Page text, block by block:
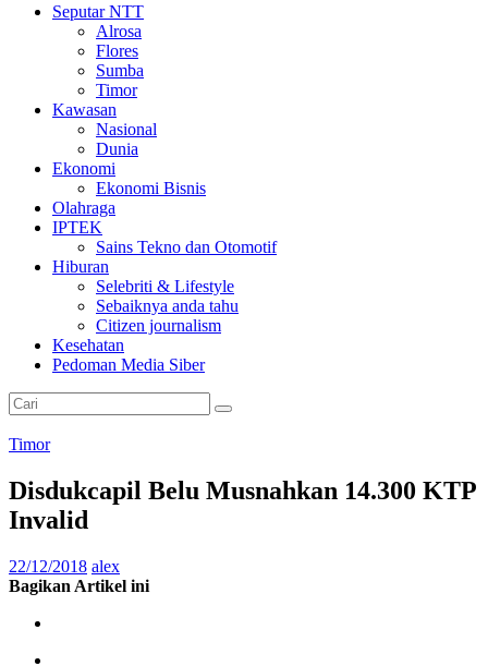
Seputar NTT
Alrosa
Flores
Sumba
Timor
Kawasan
Nasional
Dunia
Ekonomi
Ekonomi Bisnis
Olahraga
IPTEK
Sains Tekno dan Otomotif
Hiburan
Selebriti & Lifestyle
Sebaiknya anda tahu
Citizen journalism
Kesehatan
Pedoman Media Siber
Timor
Disdukcapil Belu Musnahkan 14.300 KTP
Invalid
22/12/2018 alex
Bagikan Artikel ini